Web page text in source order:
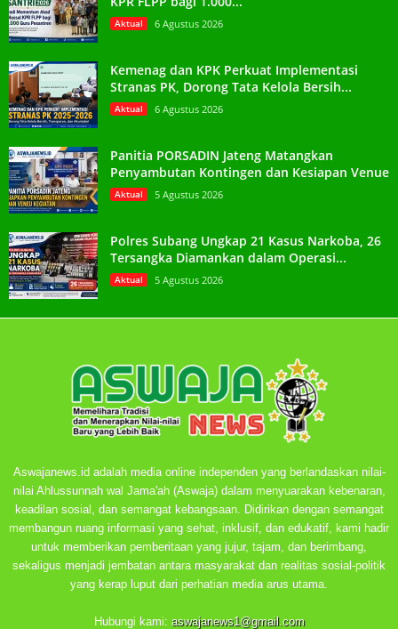
Aktual 6 Agustus 2026
Kemenag dan KPK Perkuat Implementasi
Stranas PK, Dorong Tata Kelola Bersih...
Aktual 6 Agustus 2026
Panitia PORSADIN Jateng Matangkan
Penyambutan Kontingen dan Kesiapan Venue
Aktual 5 Agustus 2026
Polres Subang Ungkap 21 Kasus Narkoba, 26
Tersangka Diamankan dalam Operasi...
Aktual 5 Agustus 2026
Aswajanews.id adalah media online independen yang berlandaskan nilai-
nilai Ahlussunnah wal Jama'ah (Aswaja) dalam menyuarakan kebenaran,
keadilan sosial, dan semangat kebangsaan. Didirikan dengan semangat
membangun ruang informasi yang sehat, inklusif, dan edukatif, kami hadir
untuk memberikan pemberitaan yang jujur, tajam, dan berimbang,
sekaligus menjadi jembatan antara masyarakat dan realitas sosial-politik
yang kerap luput dari perhatian media arus utama.
Hubungi kami: aswajanews1@gmail.com